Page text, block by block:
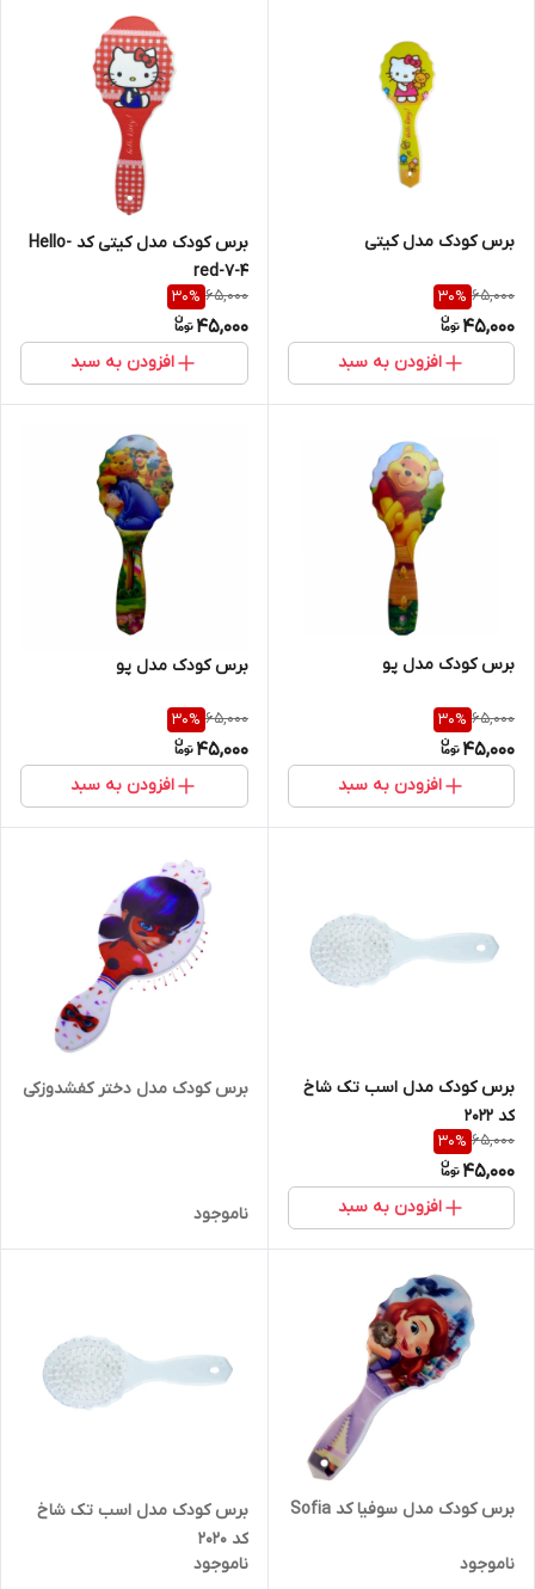
برس کودک مدل کیتی
65,000
30%
45,000
افزودن به سبد
برس کودک مدل کیتی کد Hello-
red-7-4
65,000
30%
45,000
افزودن به سبد
برس کودک مدل پو
65,000
30%
45,000
افزودن به سبد
برس کودک مدل پو
65,000
30%
45,000
افزودن به سبد
برس کودک مدل اسب تک شاخ
کد 2022
65,000
30%
45,000
افزودن به سبد
برس کودک مدل دختر کفشدوزکی
ناموجود
برس کودک مدل سوفیا کد Sofia
ناموجود
برس کودک مدل اسب تک شاخ
کد 2020
ناموجود